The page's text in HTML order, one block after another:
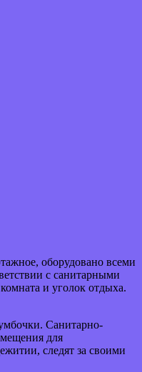
оборудовано всеми
с санитарными
и уголок отдыха.
Санитарно-
для
следят за своими